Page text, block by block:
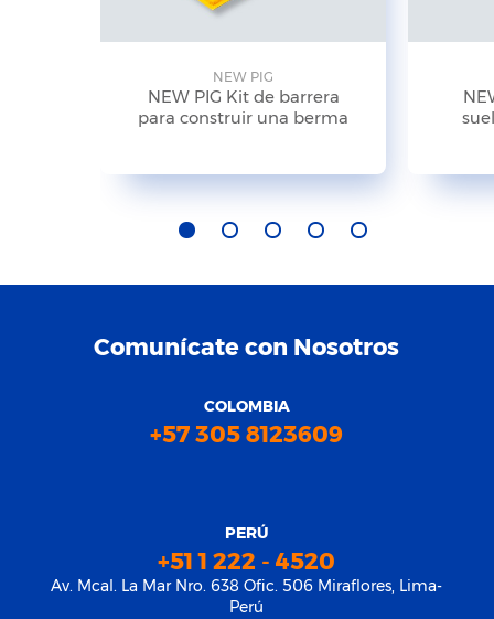
NEW PIG
NEW PIG Kit de barrera
para construir una berma
Comunícate con Nosotros
COLOMBIA
+57 305 8123609
PERÚ
+51 1 222 - 4520
Av. Mcal. La Mar Nro. 638 Ofic. 506 Miraflores, Lima-
Perú